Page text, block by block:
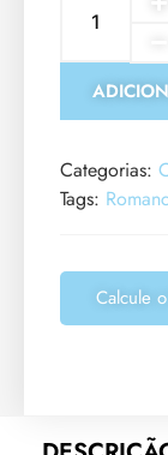
Categorias:
Tags:
Calcule